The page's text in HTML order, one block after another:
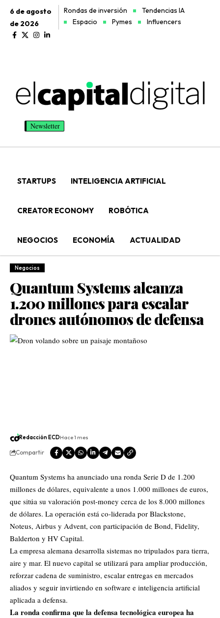
6 de agosto
de 2026
Rondas de inversión
Tendencias IA
Espacio
Pymes Influencers
Newsletter
STARTUPS INTELIGENCIA ARTIFICIAL
CREATOR ECONOMY ROBÓTICA
NEGOCIOS ECONOMÍA ACTUALIDAD
Negocios
Quantum Systems alcanza
1.200 millones para escalar
drones autónomos de defensa
Redacción ECDHace 1 mes
Compartir
Quantum Systems ha anunciado una ronda Serie D de 1.200
millones de dólares, equivalente a unos 1.000 millones de euros,
que sitúa su valoración post-money cerca de los 8.000 millones
de dólares. La operación está co-liderada por Blackstone,
Noteus, Airbus y Advent, con participación de Bond, Fidelity,
Balderton y HV Capital.
La empresa alemana desarrolla sistemas no tripulados para tierra,
aire y mar. El nuevo capital se utilizará para ampliar producción,
reforzar cadena de suministro, escalar entregas en mercados
aliados y seguir invirtiendo en software e inteligencia artificial
aplicada a defensa.
La ronda confirma que la defensa tecnológica europea ha